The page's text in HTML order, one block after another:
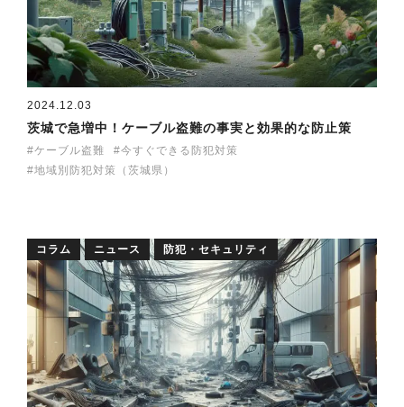
2024.12.03
茨城で急増中！ケーブル盗難の事実と効果的な防止策
ケーブル盗難
今すぐできる防犯対策
地域別防犯対策（茨城県）
コラム ニュース 防犯・セキュリティ